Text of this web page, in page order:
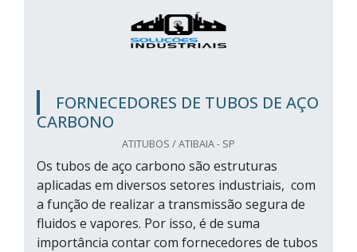
FORNECEDORES DE TUBOS DE AÇO
CARBONO
ATITUBOS / ATIBAIA - SP
Os tubos de aço carbono são estruturas
aplicadas em diversos setores industriais, com
a função de realizar a transmissão segura de
fluidos e vapores. Por isso, é de suma
importância contar com fornecedores de tubos